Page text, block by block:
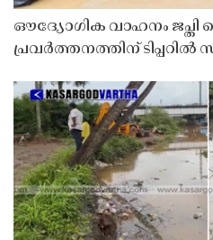
ഔദ്യോഗിക വാഹനം ജപ്തി
പ്രവർത്തനത്തിന്